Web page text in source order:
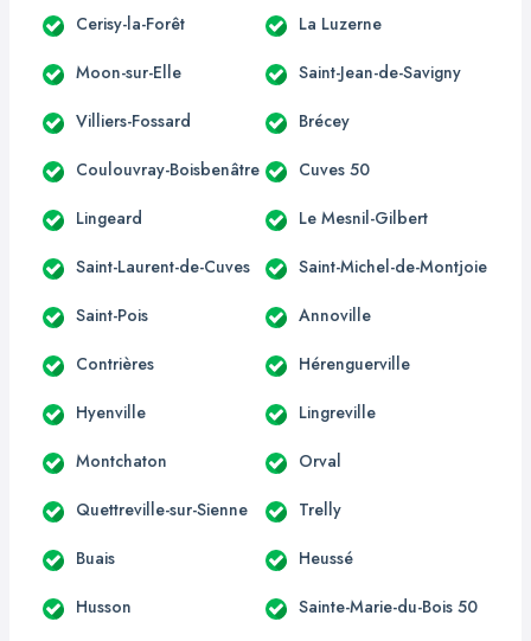
Cerisy-la-Forêt La Luzerne
Moon-sur-Elle Saint-Jean-de-Savigny
Villiers-Fossard Brécey
Coulouvray-Boisbenâtre Cuves 50
Lingeard Le Mesnil-Gilbert
Saint-Laurent-de-Cuves Saint-Michel-de-Montjoie
Saint-Pois Annoville
Contrières Hérenguerville
Hyenville Lingreville
Montchaton Orval
Quettreville-sur-Sienne Trelly
Buais Heussé
Husson Sainte-Marie-du-Bois 50